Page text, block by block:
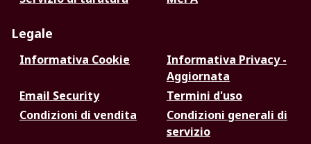
Legale
Informativa Cookie
Informativa Privacy -
Aggiornata
Email Security
Termini d'uso
Condizioni di vendita
Condizioni generali di
servizio